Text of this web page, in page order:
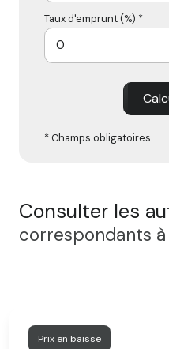
Taux d'emprunt (%) *
* Champs obligatoires
Consulter les
correspondants
Prix en baisse